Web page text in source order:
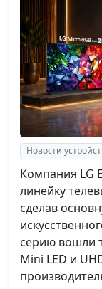
Новости
Компания LG
линейку
сделав
серию вошли
Mini LED и